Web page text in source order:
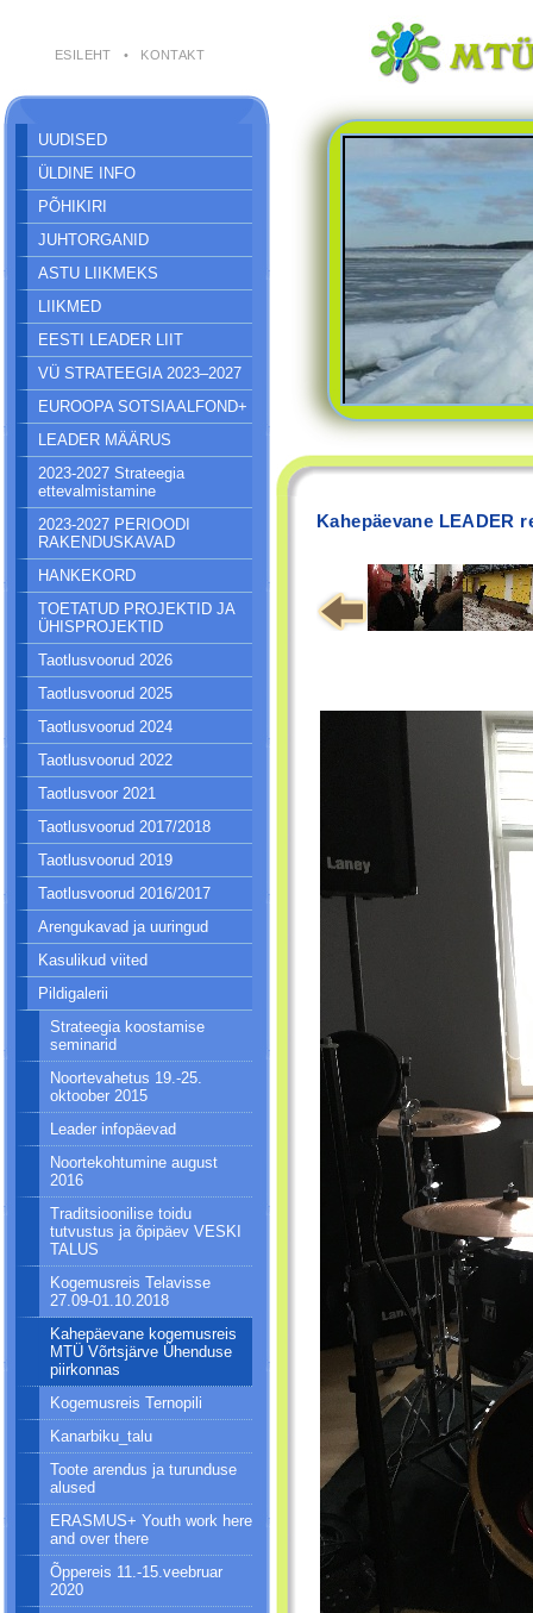
ESILEHT • KONTAKT
UUDISED
ÜLDINE INFO
PÕHIKIRI
JUHTORGANID
ASTU LIIKMEKS
LIIKMED
EESTI LEADER LIIT
VÜ STRATEEGIA 2023–2027
EUROOPA SOTSIAALFOND+
LEADER MÄÄRUS
2023-2027 Strateegia
ettevalmistamine
2023-2027 PERIOODI
RAKENDUSKAVAD
HANKEKORD
TOETATUD PROJEKTID JA
ÜHISPROJEKTID
Taotlusvoorud 2026
Taotlusvoorud 2025
Taotlusvoorud 2024
Taotlusvoorud 2022
Taotlusvoor 2021
Taotlusvoorud 2017/2018
Taotlusvoorud 2019
Taotlusvoorud 2016/2017
Arengukavad ja uuringud
Kasulikud viited
Pildigalerii
Strateegia koostamise
seminarid
Noortevahetus 19.-25.
oktoober 2015
Leader infopäevad
Noortekohtumine august
2016
Traditsioonilise toidu
tutvustus ja õpipäev VESKI
TALUS
Kogemusreis Telavisse
27.09-01.10.2018
Kahepäevane kogemusreis
MTÜ Võrtsjärve Ühenduse
piirkonnas
Kogemusreis Ternopili
Kanarbiku_talu
Toote arendus ja turunduse
alused
ERASMUS+ Youth work here
and over there
Õppereis 11.-15.veebruar
2020
Kahepäevane LEADER